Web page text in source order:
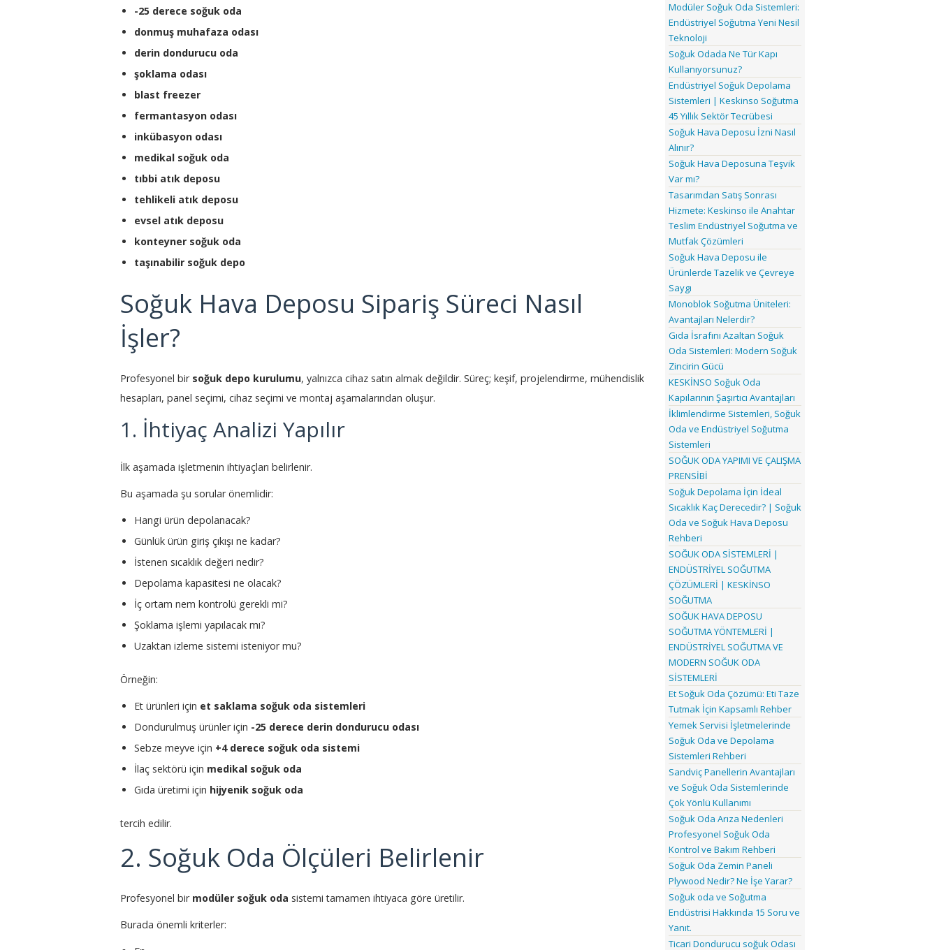
-25 derece soğuk oda
donmuş muhafaza odası
derin dondurucu oda
şoklama odası
blast freezer
fermantasyon odası
inkübasyon odası
medikal soğuk oda
tıbbi atık deposu
tehlikeli atık deposu
evsel atık deposu
konteyner soğuk oda
taşınabilir soğuk depo
Soğuk Hava Deposu Sipariş Süreci Nasıl
İşler?
Profesyonel bir soğuk depo kurulumu, yalnızca cihaz satın almak değildir. Süreç; keşif, projelendirme, mühendislik
hesapları, panel seçimi, cihaz seçimi ve montaj aşamalarından oluşur.
1. İhtiyaç Analizi Yapılır
İlk aşamada işletmenin ihtiyaçları belirlenir.
Bu aşamada şu sorular önemlidir:
Hangi ürün depolanacak?
Günlük ürün giriş çıkışı ne kadar?
İstenen sıcaklık değeri nedir?
Depolama kapasitesi ne olacak?
İç ortam nem kontrolü gerekli mi?
Şoklama işlemi yapılacak mı?
Uzaktan izleme sistemi isteniyor mu?
Örneğin:
Et ürünleri için et saklama soğuk oda sistemleri
Dondurulmuş ürünler için -25 derece derin dondurucu odası
Sebze meyve için +4 derece soğuk oda sistemi
İlaç sektörü için medikal soğuk oda
Gıda üretimi için hijyenik soğuk oda
tercih edilir.
2. Soğuk Oda Ölçüleri Belirlenir
Profesyonel bir modüler soğuk oda sistemi tamamen ihtiyaca göre üretilir.
Burada önemli kriterler:
Modüler Soğuk Oda Sistemleri:
Endüstriyel Soğutma Yeni Nesil
Teknoloji
Soğuk Odada Ne Tür Kapı
Kullanıyorsunuz?
Endüstriyel Soğuk Depolama
Sistemleri | Keskinso Soğutma
45 Yıllık Sektör Tecrübesi
Soğuk Hava Deposu İzni Nasıl
Alınır?
Soğuk Hava Deposuna Teşvik
Var mı?
Tasarımdan Satış Sonrası
Hizmete: Keskinso ile Anahtar
Teslim Endüstriyel Soğutma ve
Mutfak Çözümleri
Soğuk Hava Deposu ile
Ürünlerde Tazelik ve Çevreye
Saygı
Monoblok Soğutma Üniteleri:
Avantajları Nelerdir?
Gıda İsrafını Azaltan Soğuk
Oda Sistemleri: Modern Soğuk
Zincirin Gücü
KESKİNSO Soğuk Oda
Kapılarının Şaşırtıcı Avantajları
İklimlendirme Sistemleri, Soğuk
Oda ve Endüstriyel Soğutma
Sistemleri
SOĞUK ODA YAPIMI VE ÇALIŞMA
PRENSİBİ
Soğuk Depolama İçin İdeal
Sıcaklık Kaç Derecedir? | Soğuk
Oda ve Soğuk Hava Deposu
Rehberi
SOĞUK ODA SİSTEMLERİ |
ENDÜSTRİYEL SOĞUTMA
ÇÖZÜMLERİ | KESKİNSO
SOĞUTMA
SOĞUK HAVA DEPOSU
SOĞUTMA YÖNTEMLERİ |
ENDÜSTRİYEL SOĞUTMA VE
MODERN SOĞUK ODA
SİSTEMLERİ
Et Soğuk Oda Çözümü: Eti Taze
Tutmak İçin Kapsamlı Rehber
Yemek Servisi İşletmelerinde
Soğuk Oda ve Depolama
Sistemleri Rehberi
Sandviç Panellerin Avantajları
ve Soğuk Oda Sistemlerinde
Çok Yönlü Kullanımı
Soğuk Oda Arıza Nedenleri
Profesyonel Soğuk Oda
Kontrol ve Bakım Rehberi
Soğuk Oda Zemin Paneli
Plywood Nedir? Ne İşe Yarar?
Soğuk oda ve Soğutma
Endüstrisi Hakkında 15 Soru ve
Yanıt.
Ticari Dondurucu soğuk Odası